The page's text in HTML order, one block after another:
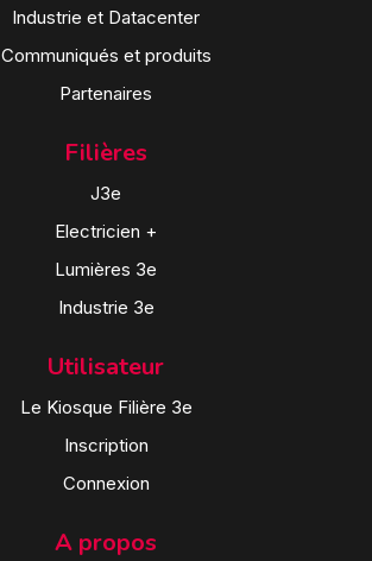
Industrie et Datacenter
Communiqués et produits
Partenaires
Filières
J3e
Electricien +
Lumières 3e
Industrie 3e
Utilisateur
Le Kiosque Filière 3e
Inscription
Connexion
A propos